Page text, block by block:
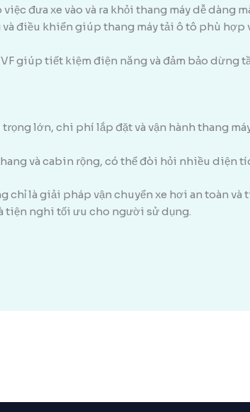
đưa xe vào và ra khỏi thang máy dễ dàng
và điều khiển giúp thang máy tải ô tô phù
giúp tiết kiệm điện năng và đảm bảo dừng
trọng lớn, chi phí lắp đặt và vận hành thang
và cabin rộng, có thể đòi hỏi nhiều diện
chỉ là giải pháp vận chuyển xe hơi an toàn
tiện nghi tối ưu cho người sử dụng.